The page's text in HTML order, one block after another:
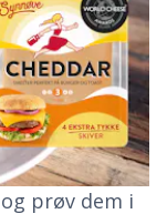
prøv dem i